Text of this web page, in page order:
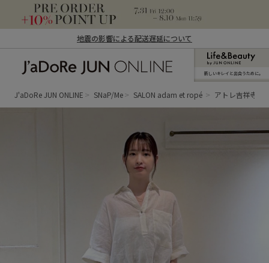
地震の影響による配送遅延について
ン オンライン）
新しいキレイと出合うために。
J'aDoRe JUN ONLINE SNaP/Me SALON adam et ropé アトレ吉祥寺